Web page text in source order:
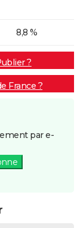
8,8 %
?
France ?
par e-